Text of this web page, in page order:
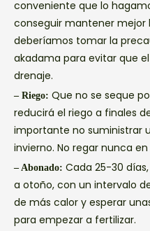
conveniente que lo
conseguir mantener mejor
deberíamos tomar la
akadama para evitar que
drenaje.
– Riego: Que no se seque
reducirá el riego a finales
importante no suministrar
invierno. No regar nunca
– Abonado: Cada 25-30
a otoño, con un intervalo
de más calor y esperar
para empezar a fertilizar.